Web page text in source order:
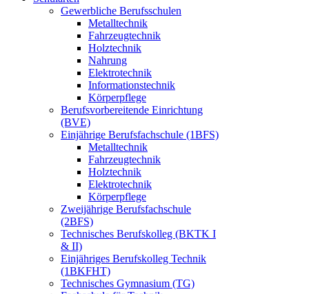
Gewerbliche Berufsschulen
Metalltechnik
Fahrzeugtechnik
Holztechnik
Nahrung
Elektrotechnik
Informationstechnik
Körperpflege
Berufsvorbereitende Einrichtung
(BVE)
Einjährige Berufsfachschule (1BFS)
Metalltechnik
Fahrzeugtechnik
Holztechnik
Elektrotechnik
Körperpflege
Zweijährige Berufsfachschule
(2BFS)
Technisches Berufskolleg (BKTK I
& II)
Einjähriges Berufskolleg Technik
(1BKFHT)
Technisches Gymnasium (TG)